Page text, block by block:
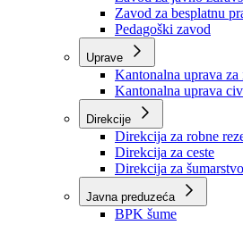
Zavodi
Zavod zdravstvenog
Zavod za javno
Zavod za besplatnu
Pedagoški zavod
Kantonalna uprava za
Kantonalna uprava
Direkcije
Direkcija za robne
Direkcija za ceste
Direkcija za šumarstvo